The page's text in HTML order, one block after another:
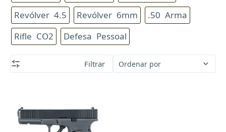
Revólver 4.5
Revólver 6mm
.50 Arma
Rifle CO2
Defesa Pessoal
Filtrar Ordenar por